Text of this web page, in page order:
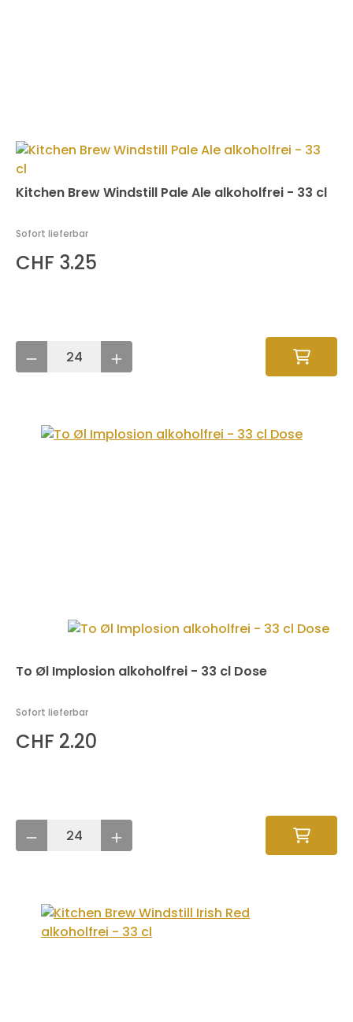
Kitchen Brew Windstill Pale Ale alkoholfrei - 33 cl
Sofort lieferbar
CHF 3.25
To Øl Implosion alkoholfrei - 33 cl Dose
Sofort lieferbar
CHF 2.20